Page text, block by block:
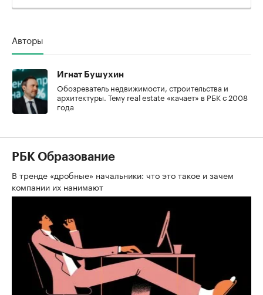
Авторы
Игнат Бушухин
Обозреватель недвижимости, строительства и
архитектуры. Тему real estate «качает» в РБК с 2008
года
РБК Образование
В тренде «дробные» начальники: что это такое и зачем
компании их нанимают